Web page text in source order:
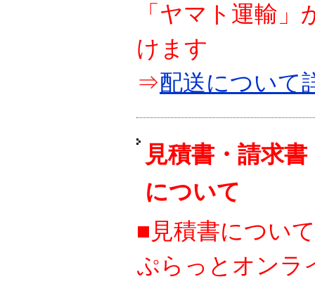
「ヤマト運輸
けます
⇒配送について
見積書・請求
について
■見積書について
ぷらっとオンラ